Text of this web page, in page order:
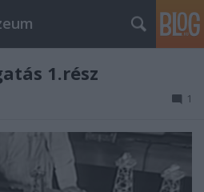
1.rész
1